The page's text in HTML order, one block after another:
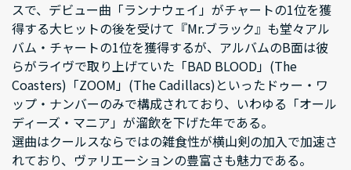
スで、デビュー曲「ランナウェイ」がチャートの1位を獲
得する大ヒットの後を受けて『Mr.ブラック』も堂々アル
バム・チャートの1位を獲得するが、アルバムのB面は彼
らがライヴで取り上げていた「BAD BLOOD」(The
Coasters)「ZOOM」(The Cadillacs)といったドゥー・ワ
ップ・ナンバーのみで構成されており、いわゆる「オール
ディーズ・マニア」が溜飲を下げた年である。
選曲はクールスならではの雑食性が横山剣の加入で加速さ
れており、ヴァリエーションの豊富さも魅力である。